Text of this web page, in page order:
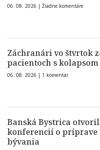
06. 08. 2026 | Žiadne komentáre
Záchranári vo štvrtok
pacientoch s
06. 08. 2026 | 1 komentár
Banská Bystrica
konferencií o príprave
bývania